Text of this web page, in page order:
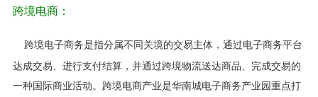
跨境电商：
跨境电子商务是指分属不同关境的交易主体，通过电子商务平台
达成交易、进行支付结算，并通过跨境物流送达商品、完成交易的
一种国际商业活动。 跨境电商产业是华南城电子商务产业园重点打